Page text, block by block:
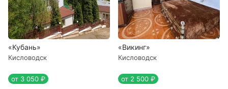
«Кубань»
Кисловодск
от 3 050 ₽
«Викинг»
Кисловодск
от 2 500 ₽